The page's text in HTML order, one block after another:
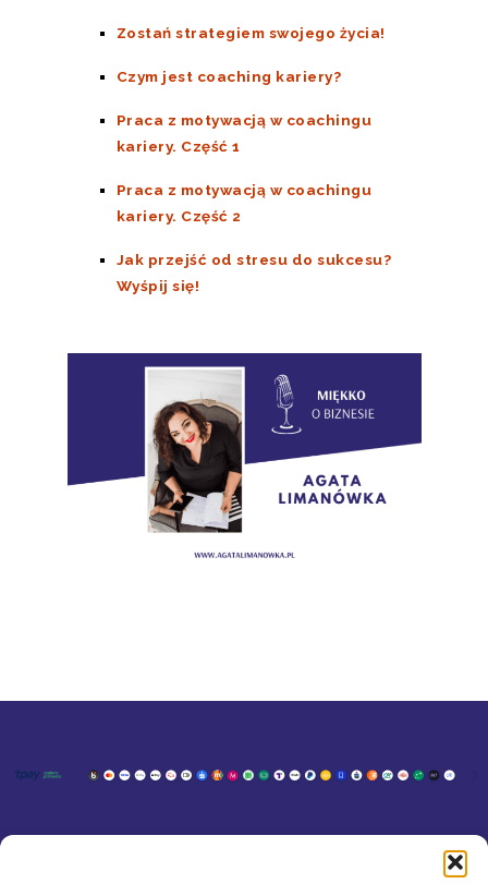
Zostań strategiem swojego życia!
Czym jest coaching kariery?
Praca z motywacją w coachingu
kariery. Część 1
Praca z motywacją w coachingu
kariery. Część 2
Jak przejść od stresu do sukcesu?
Wyśpij się!